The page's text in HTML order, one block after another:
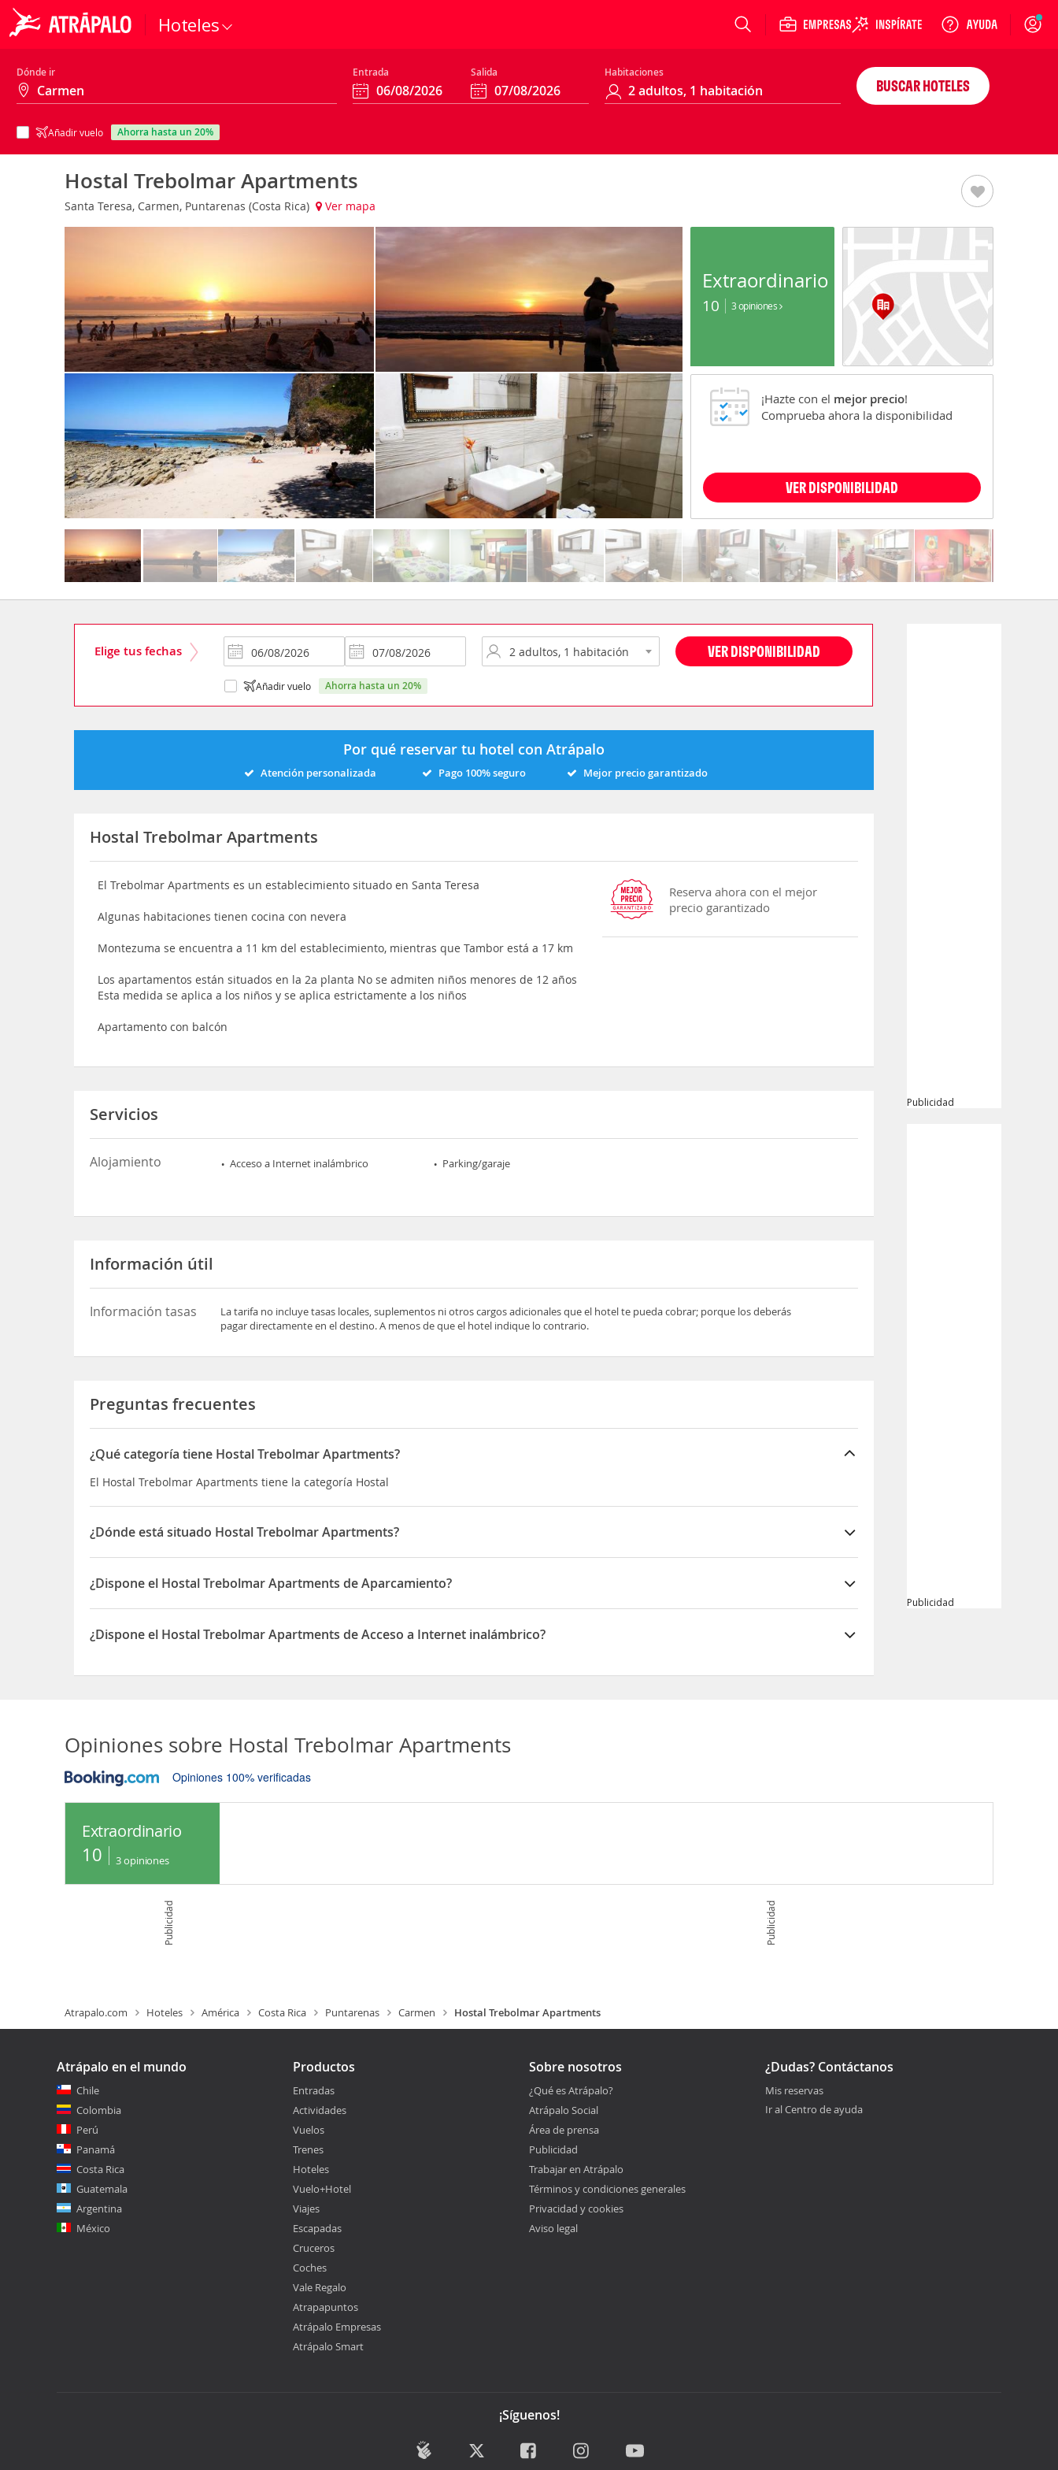
Hoteles Login
Dónde ir Entrada Salida Habitaciones
Añadir vuelo ahorra hasta un 20%
BUSCAR HOTELES
Hostal Trebolmar Apartments
Santa Teresa, Carmen, Puntarenas (Costa Rica) Ver mapa
Extraordinario
10 3 opiniones
¡Hazte con el mejor precio!
Comprueba ahora la disponibilidad
VER DISPONIBILIDAD
Elige tus fechas VER DISPONIBILIDAD
Añadir vuelo ahorra hasta un 20%
Por qué reservar tu hotel con Atrápalo
Atención personalizada Pago 100% seguro Mejor precio garantizado
Hostal Trebolmar Apartments
El Trebolmar Apartments es un establecimiento situado en Santa Teresa
Algunas habitaciones tienen cocina con nevera
Montezuma se encuentra a 11 km del establecimiento, mientras que Tambor está a 17 km
Los apartamentos están situados en la 2a planta No se admiten niños menores de 12 años
Esta medida se aplica a los niños y se aplica estrictamente a los niños
Apartamento con balcón
Reserva ahora con el mejor
precio garantizado
Servicios
Alojamiento Acceso a Internet inalámbrico Parking/garaje
Información útil
Información tasas
La tarifa no incluye tasas locales, suplementos ni otros cargos adicionales que el hotel te pueda cobrar; porque los deberás
pagar directamente en el destino. A menos de que el hotel indique lo contrario.
Preguntas frecuentes
¿Qué categoría tiene Hostal Trebolmar Apartments?
El Hostal Trebolmar Apartments tiene la categoría Hostal
¿Dónde está situado Hostal Trebolmar Apartments?
El Hostal Trebolmar Apartments está situado en Santa Teresa
¿Dispone el Hostal Trebolmar Apartments de Aparcamiento?
Sí, el Hostal Trebolmar Apartments dispone de Aparcamiento
¿Dispone el Hostal Trebolmar Apartments de Acceso a Internet inalámbrico?
Publicidad
Publicidad
Opiniones sobre Hostal Trebolmar Apartments
Opiniones 100% verificadas
Extraordinario
10 3 opiniones
Publicidad Publicidad
Atrapalo.com Hoteles América Costa Rica Puntarenas Carmen Hostal Trebolmar Apartments
Atrápalo en el mundo
Chile
Colombia
Perú
Panamá
Costa Rica
Guatemala
Argentina
México
Productos
Entradas
Actividades
Vuelos
Trenes
Hoteles
Vuelo+Hotel
Viajes
Escapadas
Cruceros
Coches
Vale Regalo
Atrapapuntos
Atrápalo Empresas
Atrápalo Smart
Sobre nosotros
¿Qué es Atrápalo?
Atrápalo Social
Área de prensa
Publicidad
Trabajar en Atrápalo
Términos y condiciones generales
Privacidad y cookies
Aviso legal
¿Dudas? Contáctanos
Mis reservas
Ir al Centro de ayuda
¡Síguenos!